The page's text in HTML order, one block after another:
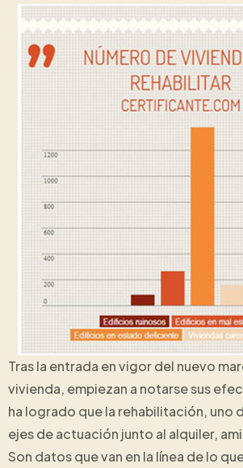
Tras la entrada en vigor del nuevo
vivienda, empiezan a notarse sus
ha logrado que la rehabilitación, uno
ejes de actuación junto al alquiler,
Son datos que van en la línea de lo